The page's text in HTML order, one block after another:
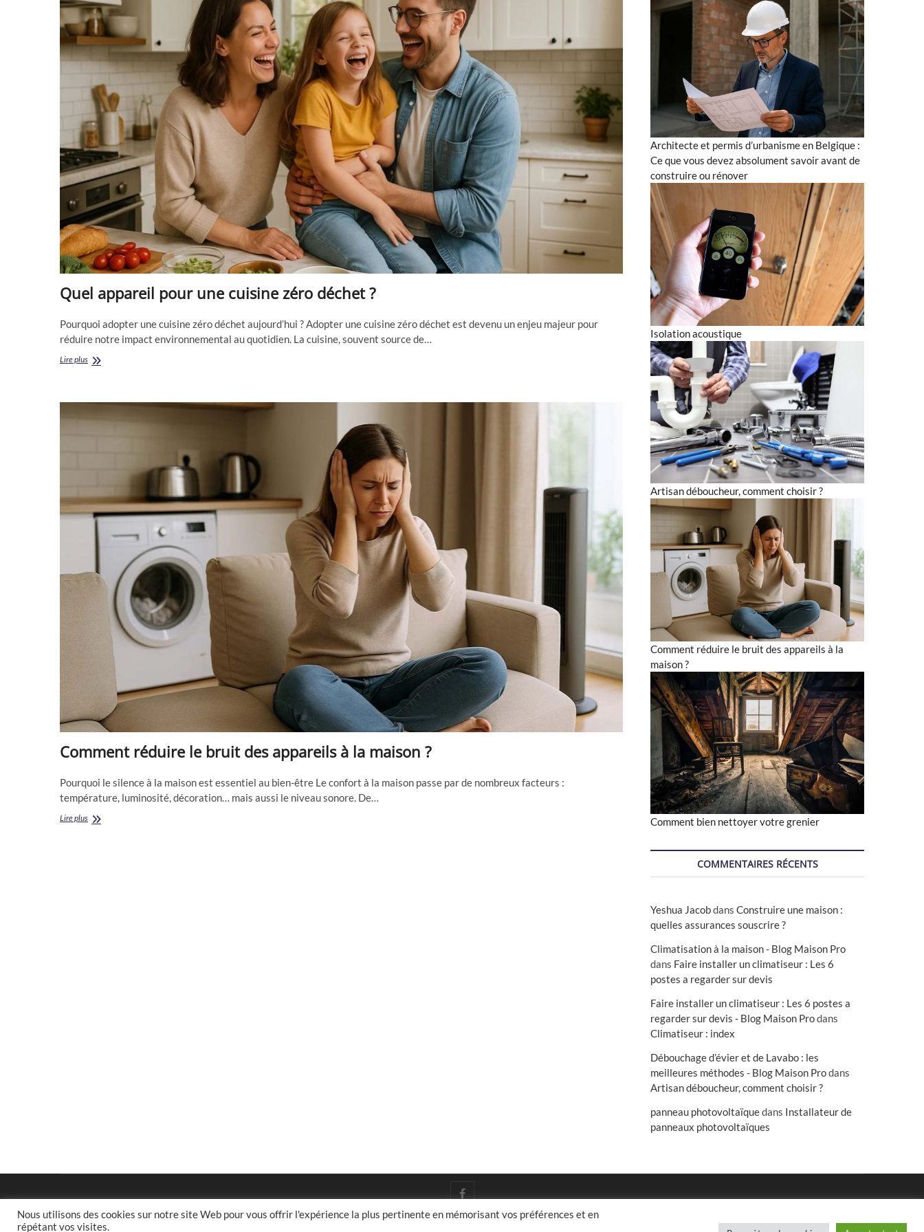
Quel appareil pour une cuisine zéro déchet ?
Pourquoi adopter une cuisine zéro déchet aujourd’hui ? Adopter une cuisine zéro déchet est devenu un enjeu majeur pour
réduire notre impact environnemental au quotidien. La cuisine, souvent source de…
Lire plusQuel
zéro
Comment réduire le bruit des appareils à la maison ?
Pourquoi le silence à la maison est essentiel au bien-être Le confort à la maison passe par de nombreux facteurs :
température, luminosité, décoration… mais aussi le niveau sonore. De…
Lire plusComment
Architecte et permis d’urbanisme en Belgique :
Ce que vous devez absolument savoir avant de
construire ou rénover
Isolation acoustique
Artisan déboucheur, comment choisir ?
Comment réduire le bruit des appareils à la
maison ?
Comment bien nettoyer votre grenier
COMMENTAIRES RÉCENTS
Yeshua Jacobdans Construire une maison :
quelles assurances souscrire ?
Climatisation à la maison - Blog Maison Pro
dans Faire installer un climatiseur : Les 6
postes a regarder sur devis
Faire installer un climatiseur : Les 6 postes a
regarder sur devis - Blog Maison Prodans
Climatiseur : index
Débouchage d’évier et de Lavabo : les
meilleures méthodes - Blog Maison Prodans
Artisan déboucheur, comment choisir ?
panneau photovoltaïquedans Installateur de
panneaux photovoltaïques
facebook
Nous utilisons des cookies sur notre site Web pour vous offrir l'expérience la plus pertinente en mémorisant vos préférences et en
répétant vos visites.